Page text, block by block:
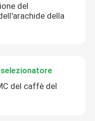
del
della
del caffè del